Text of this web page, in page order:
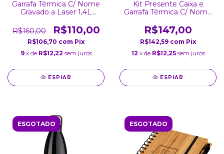
Garrafa Térmica C/ Nome
Gravado a Laser 1,4L
R$160,00
R$110,00
R$106,70 com Pix
9 x de R$12,22 sem juros
ESPIAR
Kit Presente Caixa e
Garrafa Térmica C/ Nome
Inox Parede Dupla Tampa
800Ml
R$147,00
R$142,59 com Pix
12 x de R$12,25 sem juros
ESPIAR
ESGOTADO ESGOTADO